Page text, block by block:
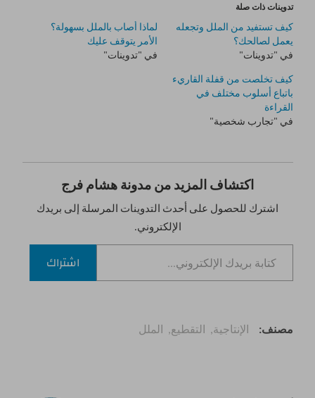
تدوينات ذات صلة
كيف تستفيد من الملل وتجعله
يعمل لصالحك؟
في "تدوينات"
لماذا أصاب بالملل بسهولة؟
الأمر يتوقف عليك
في "تدوينات"
كيف تخلصت من قفلة القاريء
باتباع أسلوب مختلف في
القراءة
في "تجارب شخصية"
اكتشاف المزيد من مدونة هشام فرج
اشترك للحصول على أحدث التدوينات المرسلة إلى بريدك
الإلكتروني.
كتابة بريدك الإلكتروني...
اشتراك
مصنف الإنتاجية التقطيع الملل